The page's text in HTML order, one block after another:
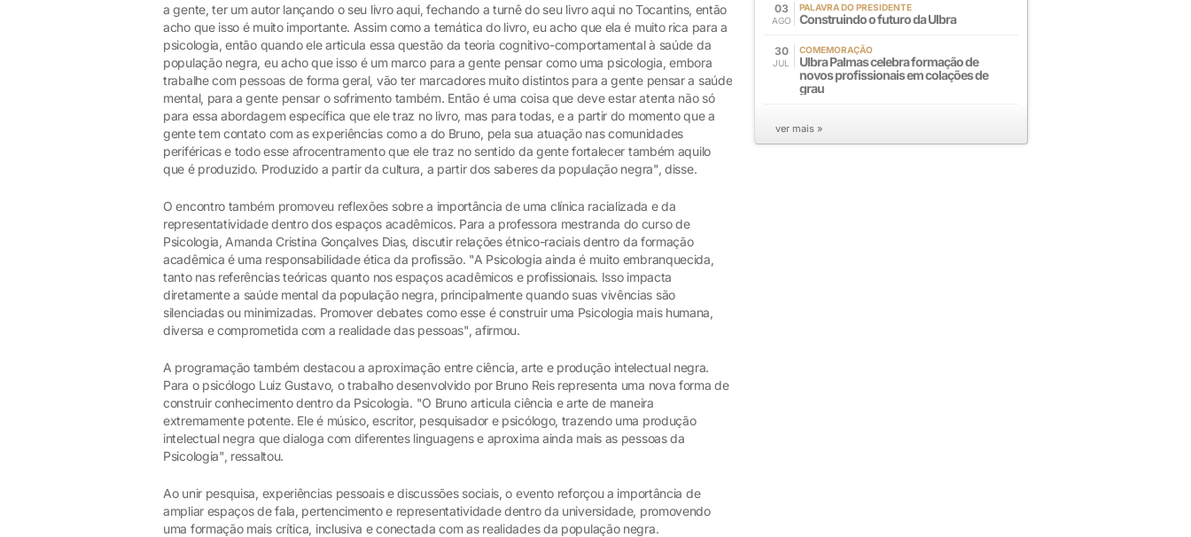
a gente, ter um autor lançando o seu livro aqui, fechando a turnê do seu livro aqui no Tocantins, então
acho que isso é muito importante. Assim como a temática do livro, eu acho que ela é muito rica para a
psicologia, então quando ele articula essa questão da teoria cognitivo-comportamental à saúde da
população negra, eu acho que isso é um marco para a gente pensar como uma psicologia, embora
trabalhe com pessoas de forma geral, vão ter marcadores muito distintos para a gente pensar a saúde
mental, para a gente pensar o sofrimento também. Então é uma coisa que deve estar atenta não só
para essa abordagem específica que ele traz no livro, mas para todas, e a partir do momento que a
gente tem contato com as experiências como a do Bruno, pela sua atuação nas comunidades
periféricas e todo esse afrocentramento que ele traz no sentido da gente fortalecer também aquilo
que é produzido. Produzido a partir da cultura, a partir dos saberes da população negra", disse.
O encontro também promoveu reflexões sobre a importância de uma clínica racializada e da
representatividade dentro dos espaços acadêmicos. Para a professora mestranda do curso de
Psicologia, Amanda Cristina Gonçalves Dias, discutir relações étnico-raciais dentro da formação
acadêmica é uma responsabilidade ética da profissão. "A Psicologia ainda é muito embranquecida,
tanto nas referências teóricas quanto nos espaços acadêmicos e profissionais. Isso impacta
diretamente a saúde mental da população negra, principalmente quando suas vivências são
silenciadas ou minimizadas. Promover debates como esse é construir uma Psicologia mais humana,
diversa e comprometida com a realidade das pessoas", afirmou.
A programação também destacou a aproximação entre ciência, arte e produção intelectual negra.
Para o psicólogo Luiz Gustavo, o trabalho desenvolvido por Bruno Reis representa uma nova forma de
construir conhecimento dentro da Psicologia. "O Bruno articula ciência e arte de maneira
extremamente potente. Ele é músico, escritor, pesquisador e psicólogo, trazendo uma produção
intelectual negra que dialoga com diferentes linguagens e aproxima ainda mais as pessoas da
Psicologia", ressaltou.
Ao unir pesquisa, experiências pessoais e discussões sociais, o evento reforçou a importância de
ampliar espaços de fala, pertencimento e representatividade dentro da universidade, promovendo
uma formação mais crítica, inclusiva e conectada com as realidades da população negra.
03
AGO
PALAVRA DO PRESIDENTE
Construindo o futuro da Ulbra
30
JUL
COMEMORAÇÃO
Ulbra Palmas celebra formação de
novos profissionais em colações de
grau
ver mais »